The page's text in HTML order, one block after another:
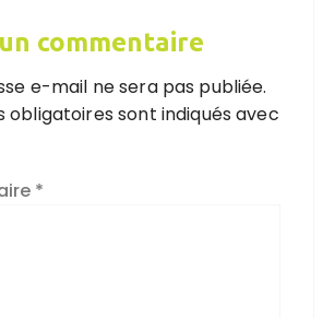
commentaire
e-mail ne sera pas publiée.
obligatoires sont indiqués avec
*